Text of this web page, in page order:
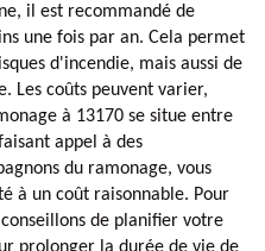
il est recommandé de
une fois par an. Cela permet
d'incendie, mais aussi de
Les coûts peuvent varier,
à 13170 se situe entre
appel à des
du ramonage, vous
à un coût raisonnable. Pour
de planifier votre
prolonger la durée de vie de